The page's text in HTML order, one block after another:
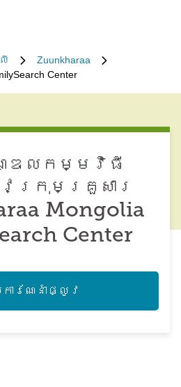
Zuunkharaa
Center
ឌល​កម្មវិធី​
វ​ក្រុមគ្រួសារ
Mongolia
Center
ារណែនាំ​ផ្លូវ